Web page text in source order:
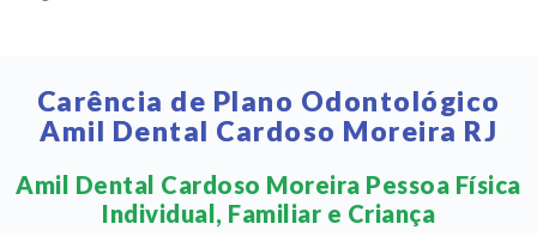
Carência de Plano Odontológico
Amil Dental Cardoso Moreira RJ
Amil Dental Cardoso Moreira Pessoa Física
Individual, Familiar e Criança​